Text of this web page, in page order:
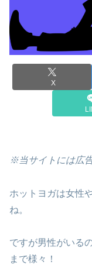
X
※当サイトには広
ホットヨガは女性
ね。
ですが男性がいる
まで様々！